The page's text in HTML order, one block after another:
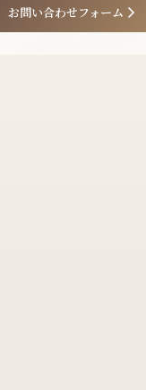
お問い合わせフォーム